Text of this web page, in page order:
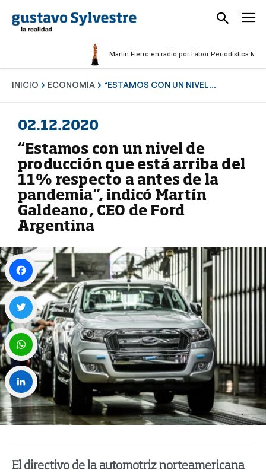
Martín Fierro en radio por Labor Periodística Masculina
INICIO ECONOMÍA “ESTAMOS CON UN NIVEL...
02.12.2020
“Estamos con un nivel de
producción que está arriba del
11% respecto a antes de la
pandemia”, indicó Martín
Galdeano, CEO de Ford
Argentina
El directivo de la automotriz norteamericana
Facebook
Twitter
WhatsApp
LinkedIn